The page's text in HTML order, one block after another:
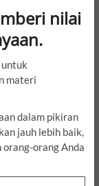
nilai
untuk
materi
dalam pikiran
jauh lebih baik,
orang-orang Anda